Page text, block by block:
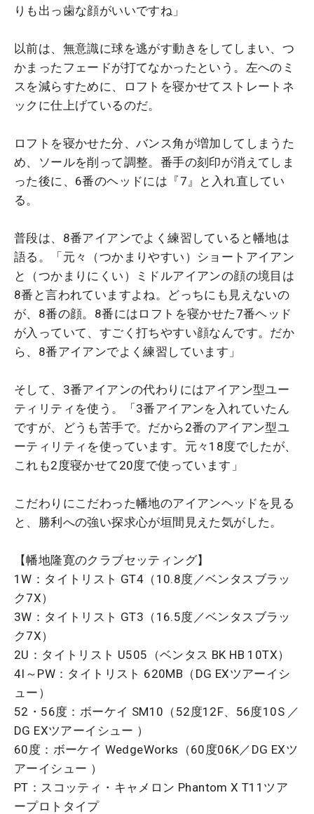
りも出っ歯な顔がいいですね」
以前は、無意識に球を逃がす動きをしてしまい、つ
かまったフェードが打てなかったという。左へのミ
スを減らすために、ロフトを寝かせてストレートネ
ックに仕上げているのだ。
ロフトを寝かせた分、バンス角が増加してしまうた
め、ソールを削って調整。番手の刻印が消えてしま
った後に、6番のヘッドには『7』と入れ直してい
る。
普段は、8番アイアンでよく練習していると幡地は
語る。「元々（つかまりやすい）ショートアイアン
と（つかまりにくい）ミドルアイアンの顔の境目は
8番と言われていますよね。どっちにも見えないの
が、8番の顔。8番にはロフトを寝かせた7番ヘッド
が入っていて、すごく打ちやすい顔なんです。だか
ら、8番アイアンでよく練習しています」
そして、3番アイアンの代わりにはアイアン型ユー
ティリティを使う。「3番アイアンを入れていたん
ですが、どうも苦手で。だから2番のアイアン型ユ
ーティリティを使っています。元々18度でしたが、
これも2度寝かせて20度で使っています」
こだわりにこだわった幡地のアイアンヘッドを見る
と、勝利への強い探求心が垣間見えた気がした。
【幡地隆寛のクラブセッティング】
1W：タイトリスト GT4（10.8度／ベンタスブラッ
ク7X）
3W：タイトリスト GT3（16.5度／ベンタスブラッ
ク7X）
2U：タイトリスト U505（ベンタス BK HB 10TX）
4I～PW：タイトリスト 620MB（DG EXツアーイシ
ュー）
52・56度：ボーケイ SM10（52度12F、56度10S ／
DG EXツアーイシュー ）
60度：ボーケイ WedgeWorks（60度06K／DG EXツ
アーイシュー ）
PT：スコッティ・キャメロン Phantom X T11ツア
ープロトタイプ